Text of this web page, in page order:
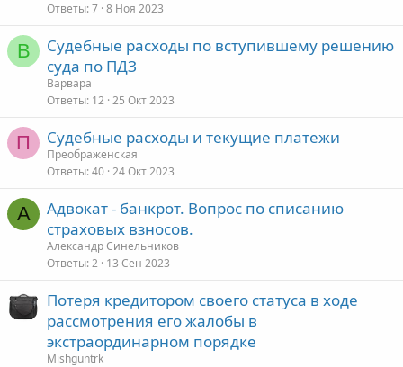
Ответы 7 8 Ноя 2023
В
Судебные расходы по вступившему решению
суда по ПДЗ
Варвара
Ответы 12 25 Окт 2023
П Судебные расходы и текущие платежи
Преображенская
Ответы 40 24 Окт 2023
А
Адвокат - банкрот. Вопрос по списанию
страховых взносов.
Александр Синельников
Ответы 2 13 Сен 2023
Потеря кредитором своего статуса в ходе
рассмотрения его жалобы в
экстраординарном порядке
Mishguntrk